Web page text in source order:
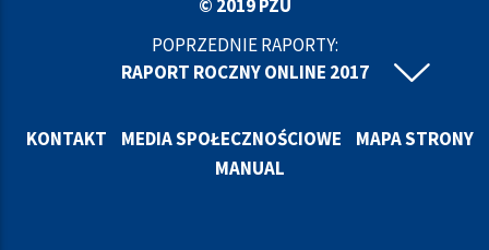
© 2019 PZU
POPRZEDNIE RAPORTY:
RAPORT ROCZNY ONLINE 2017
RAPORT ROCZNY ONLINE 2015
RAPORT ROCZNY ONLINE 2014
RAPORT ROCZNY ONLINE 2013
KONTAKT MEDIA SPOŁECZNOŚCIOWE
MAPA STRONY
MANUAL